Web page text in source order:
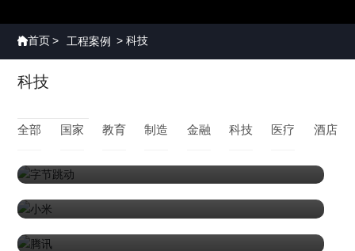
关于骏跃
骏跃新闻
首页 工程案例 科技
科技
全部 国家 教育 制造 金融 科技 医疗 酒店
字节跳动
腾讯
阿里巴巴